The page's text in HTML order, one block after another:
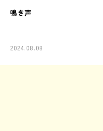
鳴き声
2024.08.08